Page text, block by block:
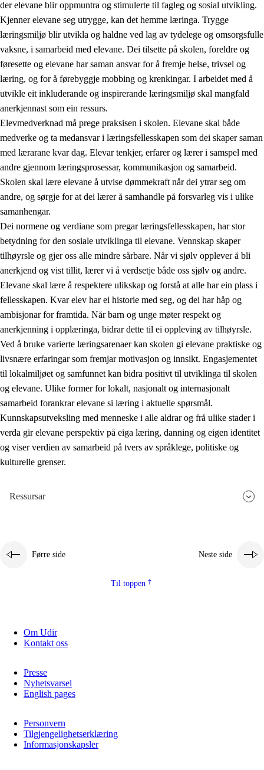
3. Prinsipp for praksisen i skolen
3.1 Eit inkluderande læringsmiljø
3.2 Undervisning og tilpassa opplæring
3.3 Samarbeid mellom heim og skole
3.4 Opplæring i lærebedrift og arbeidsliv
3.5 Profesjonsfellesskap og skoleutvikling
der elevane blir oppmuntra og stimulerte til fagleg og sosial utvikling.
Kjenner elevane seg utrygge, kan det hemme læringa. Trygge
læringsmiljø blir utvikla og haldne ved lag av tydelege og omsorgsfulle
vaksne, i samarbeid med elevane. Dei tilsette på skolen, foreldre og
føresette og elevane har saman ansvar for å fremje helse, trivsel og
læring, og for å førebyggje mobbing og krenkingar. I arbeidet med å
utvikle eit inkluderande og inspirerande læringsmiljø skal mangfald
anerkjennast som ein ressurs.
Elevmedverknad må prege praksisen i skolen. Elevane skal både
medverke og ta medansvar i læringsfellesskapen som dei skaper saman
med lærarane kvar dag. Elevar tenkjer, erfarer og lærer i samspel med
andre gjennom læringsprosessar, kommunikasjon og samarbeid.
Skolen skal lære elevane å utvise dømmekraft når dei ytrar seg om
andre, og sørgje for at dei lærer å samhandle på forsvarleg vis i ulike
samanhengar.
Dei normene og verdiane som pregar læringsfellesskapen, har stor
betydning for den sosiale utviklinga til elevane. Vennskap skaper
tilhøyrsle og gjer oss alle mindre sårbare. Når vi sjølv opplever å bli
anerkjend og vist tillit, lærer vi å verdsetje både oss sjølv og andre.
Elevane skal lære å respektere ulikskap og forstå at alle har ein plass i
fellesskapen. Kvar elev har ei historie med seg, og dei har håp og
ambisjonar for framtida. Når barn og unge møter respekt og
anerkjenning i opplæringa, bidrar dette til ei oppleving av tilhøyrsle.
Ved å bruke varierte læringsarenaer kan skolen gi elevane praktiske og
livsnære erfaringar som fremjar motivasjon og innsikt. Engasjementet
til lokalmiljøet og samfunnet kan bidra positivt til utviklinga til skolen
og elevane. Ulike former for lokalt, nasjonalt og internasjonalt
samarbeid forankrar elevane si læring i aktuelle spørsmål.
Kunnskapsutveksling med menneske i alle aldrar og frå ulike stader i
verda gir elevane perspektiv på eiga læring, danning og eigen identitet
og viser verdien av samarbeid på tvers av språklege, politiske og
kulturelle grenser.
Ressursar
Førre side Neste side
Til toppen
Om Udir
Kontakt oss
Presse
Nyhetsvarsel
English pages
Personvern
Tilgjengelighetserklæring
Informasjonskapsler